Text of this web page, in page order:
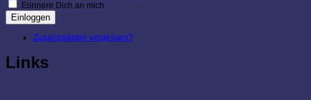
Erinnere Dich an mich
Einloggen
Zugangsdaten vergessen?
Links